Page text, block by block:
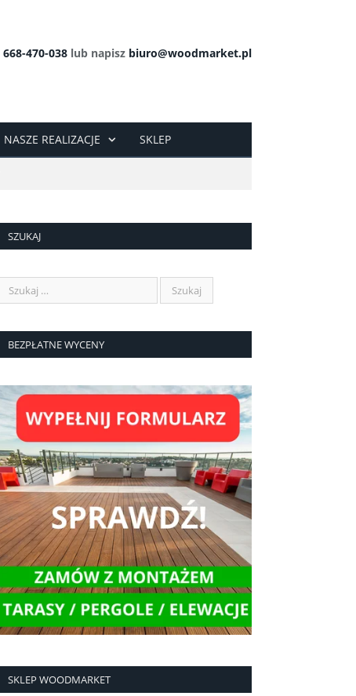
668-470-038 lub napisz biuro@woodmarket.pl
NASZE REALIZACJE SKLEP
SZUKAJ
BEZPŁATNE WYCENY
SKLEP WOODMARKET